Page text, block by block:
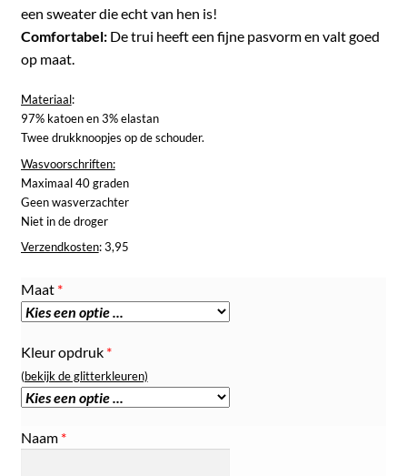
een sweater die echt van hen is!
Comfortabel:De trui heeft een fijne pasvorm en valt goed
op maat.
Materiaal:
97% katoen en 3% elastan
Twee drukknoopjes op de schouder.
Wasvoorschriften:
Maximaal 40 graden
Geen wasverzachter
Niet in de droger
Verzendkosten: 3,95
Maat *
Kleur opdruk *
(bekijk de glitterkleuren)
Naam *